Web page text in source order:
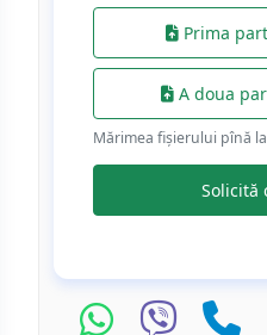
Prima
A doua
Mărimea fișierului pînă
Solicită